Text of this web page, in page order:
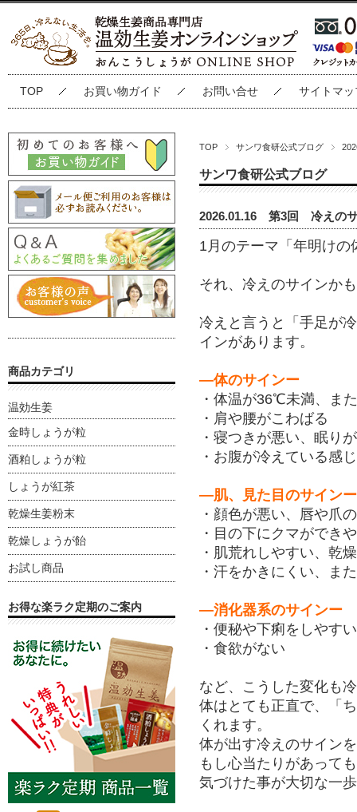
TOP お買い物ガイド お問い合せ サイトマッ
TOP サンワ食研公式ブログ
サンワ食研公式ブログ
2026.01.16 第3回 冷えの
1月のテーマ「年明け
それ、冷えのサインか
冷えと言うと「手足が
インがあります。
―体のサインー
・体温が36℃未満、ま
・肩や腰がこわばる
・寝つきが悪い、眠り
・お腹が冷えている感
―肌、見た目のサインー
・顔色が悪い、唇や爪
・目の下にクマができ
・肌荒れしやすい、乾
・汗をかきにくい、ま
―消化器系のサインー
・便秘や下痢をしやす
・食欲がない
など、こうした変化も
体はとても正直で、「
くれます。
体が出す冷えのサイン
もし心当たりがあって
気づけた事が大切な一
商品カテゴリ
温効生姜
金時しょうが粒
酒粕しょうが粒
しょうが紅茶
乾燥生姜粉末
乾燥しょうが飴
お試し商品
お得な楽ラク定期のご案内